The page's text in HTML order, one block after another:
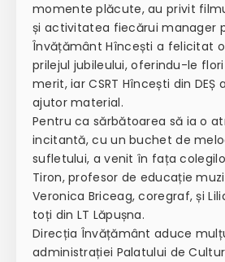
momente plăcute, au privit
și activitatea fiecărui manager
Învățământ Hîncești a felicitat
prilejul jubileului, oferindu-le
merit, iar CSRT Hîncești din
ajutor material.
Pentru ca sărbătoarea să ia o
incitantă, cu un buchet de
sufletului, a venit în fața
Tiron, profesor de educație
Veronica Briceag, coregraf, și
toți din LT Lăpușna.
Direcția Învățământ aduce
administrației Palatului de